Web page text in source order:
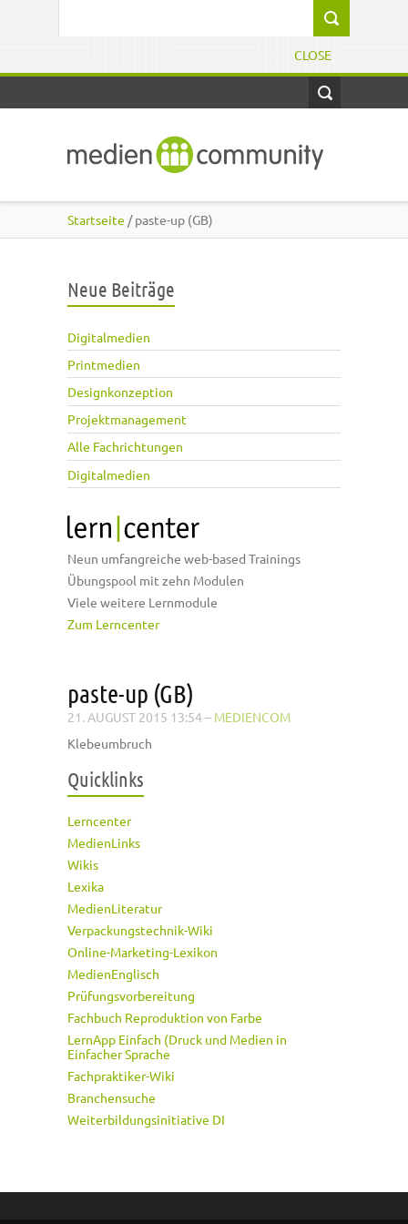
CLOSE
Startseite / paste-up (GB)
Neue Beiträge
Digitalmedien
Printmedien
Designkonzeption
Projektmanagement
Alle Fachrichtungen
Digitalmedien
Neun umfangreiche web-based Trainings
Übungspool mit zehn Modulen
Viele weitere Lernmodule
Zum Lerncenter
paste-up (GB)
21. AUGUST 2015 13:54 – MEDIENCOM
Klebeumbruch
Quicklinks
Lerncenter
MedienLinks
Wikis
Lexika
MedienLiteratur
Verpackungstechnik-Wiki
Online-Marketing-Lexikon
MedienEnglisch
Prüfungsvorbereitung
Fachbuch Reproduktion von Farbe
LernApp Einfach (Druck und Medien in
Einfacher Sprache
Fachpraktiker-Wiki
Branchensuche
Weiterbildungsinitiative DI